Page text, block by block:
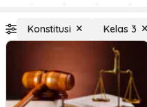
Konstitusi Kelas 3